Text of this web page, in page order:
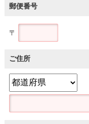
郵便番号
〒
ご住所